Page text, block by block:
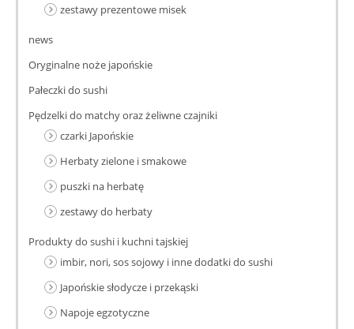
zestawy prezentowe misek
news
Oryginalne noże japońskie
Pałeczki do sushi
Pędzelki do matchy oraz żeliwne czajniki
czarki Japońskie
Herbaty zielone i smakowe
puszki na herbatę
zestawy do herbaty
Produkty do sushi i kuchni tajskiej
imbir, nori, sos sojowy i inne dodatki do sushi
Japońskie słodycze i przekąski
Napoje egzotyczne